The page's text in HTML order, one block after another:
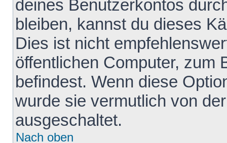
deines Benutzerkontos
bleiben, kannst du dieses
Dies ist nicht
öffentlichen Computer, zum
befindest. Wenn diese
wurde sie vermutlich von
ausgeschaltet.
Nach oben